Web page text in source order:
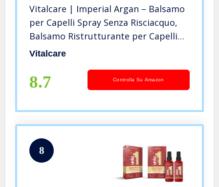
Vitalcare | Imperial Argan – Balsamo
per Capelli Spray Senza Risciacquo,
Balsamo Ristrutturante per Capelli
Secchi e Danneggiati, con Argan Oil
Luminosi, 200 ml
Vitalcare
8.7 Controlla Su Amazon
8